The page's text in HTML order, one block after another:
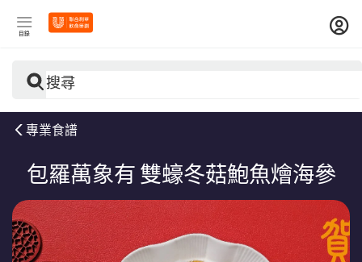
目錄
搜尋
專業食譜
包羅萬象有 雙蠔冬菇鮑魚燴海參